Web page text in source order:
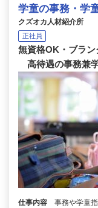
学童の事務・学
クズオカ人材紹介所
正社員
無資格OK・ブラ
高待遇の事務兼
仕事内容
事務や学童